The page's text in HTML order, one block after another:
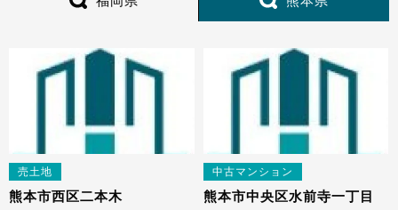
売土地
熊本市西区二本木
中古マンション
熊本市中央区水前寺一丁目